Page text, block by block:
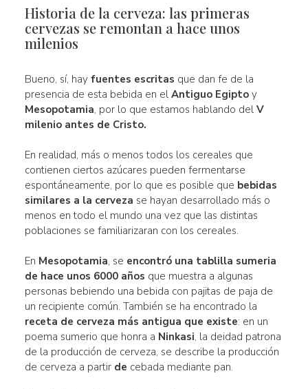
Historia de la cerveza: las primeras
cervezas se remontan a hace unos
milenios
Bueno, sí, hay fuentes escritas que dan fe de la
presencia de esta bebida en el Antiguo Egiptoy
Mesopotamia, por lo que estamos hablando del V
milenio antes de Cristo.
En realidad, más o menos todos los cereales que
contienen ciertos azúcares pueden fermentarse
espontáneamente, por lo que es posible que bebidas
similares a la cerveza se hayan desarrollado más o
menos en todo el mundo una vez que las distintas
poblaciones se familiarizaran con los cereales.
En Mesopotamia, se encontró una tablilla sumeria
de hace unos 6000 años que muestra a algunas
personas bebiendo una bebida con pajitas de paja de
un recipiente común. También se ha encontrado la
receta de cerveza más antigua que existe: en un
poema sumerio que honra a Ninkasi, la deidad patrona
de la producción de cerveza, se describe la producción
de cerveza a partir de cebada mediante pan.